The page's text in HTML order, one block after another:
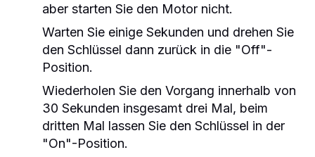
aber starten Sie den Motor nicht.
Warten Sie einige Sekunden und drehen Sie
den Schlüssel dann zurück in die "Off"-
Position.
Wiederholen Sie den Vorgang innerhalb von
30 Sekunden insgesamt drei Mal, beim
dritten Mal lassen Sie den Schlüssel in der
"On"-Position.